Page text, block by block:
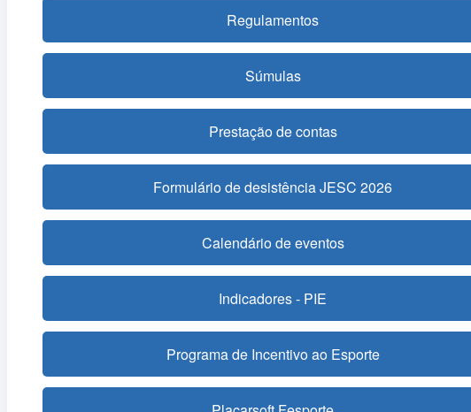
Regulamentos
Súmulas
Prestação de contas
Formulário de desistência JESC 2026
Calendário de eventos
Indicadores - PIE
Programa de Incentivo ao Esporte